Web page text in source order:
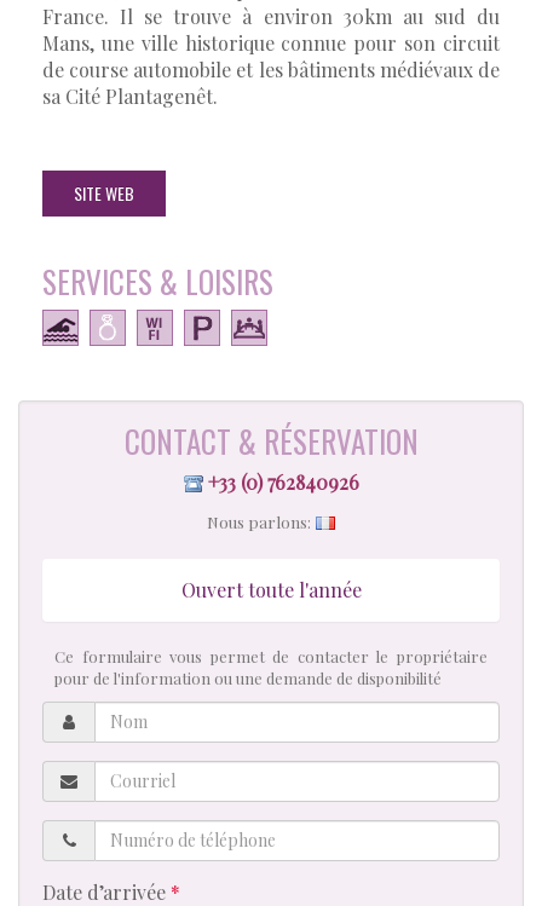
France. Il se trouve à environ 30km au sud du
Mans, une ville historique connue pour son circuit
de course automobile et les bâtiments médiévaux de
sa Cité Plantagenêt.
SITE WEB
SERVICES & LOISIRS
CONTACT & RÉSERVATION
+33 (0) 762840926
Nous parlons:
Ouvert toute l'année
Ce formulaire vous permet de contacter le propriétaire
pour de l'information ou une demande de disponibilité
Nom
Courriel
Numéro
de
téléphone
Date d’arrivée